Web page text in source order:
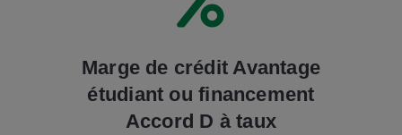
Marge de crédit Avantage
étudiant ou financement
Accord D à taux